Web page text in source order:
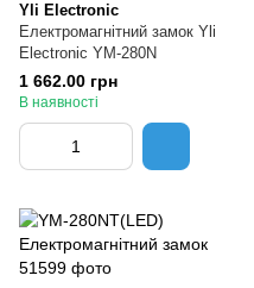
Yli Electronic
Електромагнітний замок Yli
Electronic YM-280N
1 662.00 грн
В наявності